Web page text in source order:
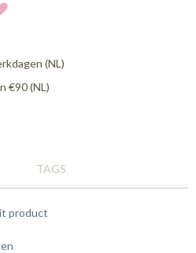
(NL)
€90 (NL)
TAGS
product